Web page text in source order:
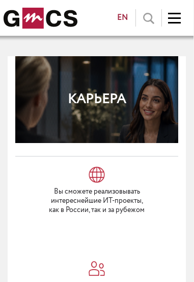
EN
КАРЬЕРА
Вы сможете реализовывать
интереснейшие ИТ-проекты,
как в России, так и за рубежом